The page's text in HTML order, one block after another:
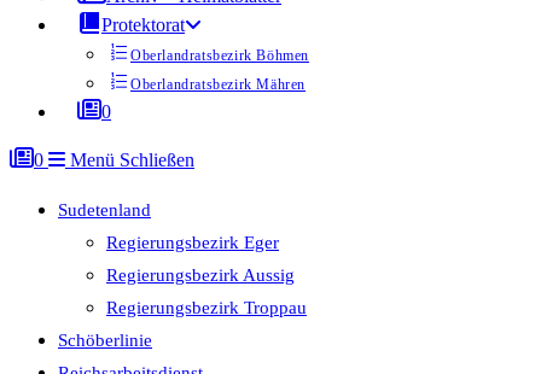
Protektorat
Oberlandratsbezirk Böhmen
Oberlandratsbezirk Mähren
0
0 Menü Schließen
Sudetenland
Regierungsbezirk Eger
Regierungsbezirk Aussig
Regierungsbezirk Troppau
Schöberlinie